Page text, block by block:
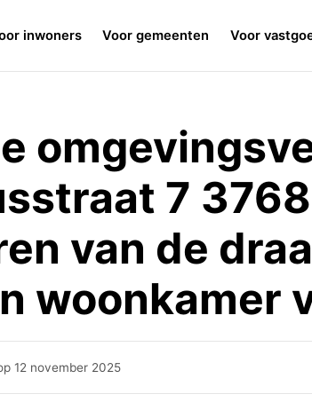
inwoners Voor gemeenten Voor
7
van de
woonkamer
12 november 2025